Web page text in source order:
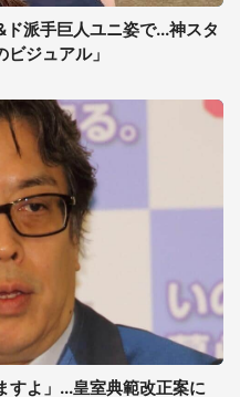
派手巨人ユニ姿で...神スタ
ジュアル」
すよ」...皇室典範改正案に